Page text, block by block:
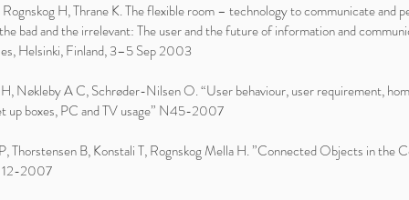
H, Thrane K. The flexible room – technology to communicate and
bad and the irrelevant: The user and the future of information and
Helsinki, Finland, 3–5 Sep 2003
Nøkleby A C, Schrøder-Nilsen O. “User behaviour, user requirement,
up boxes, PC and TV usage” N45-2007
Thorstensen B, Konstali T, Rognskog Mella H. ”Connected Objects in the
12-2007